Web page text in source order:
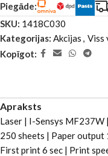
Piegāde:
SKU: 1418C030
Kategorijas: Akcijas , Viss
Kopīgot:
Apraksts
Laser | I-Sensys
250 sheets | Paper
First print 6 sec | Print